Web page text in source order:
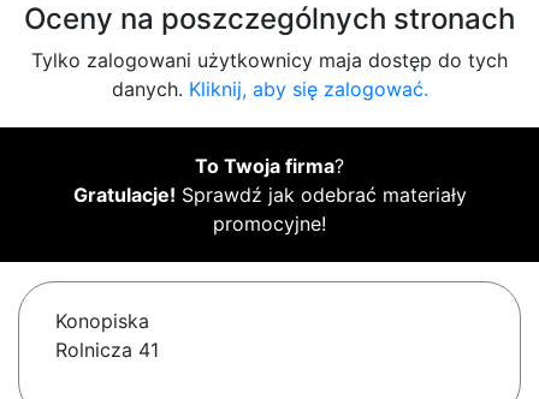
Oceny na poszczególnych stronach
Tylko zalogowani użytkownicy maja dostęp do tych
danych. Kliknij, aby się zalogować.
To Twoja firma?
Gratulacje! Sprawdź jak odebrać materiały
promocyjne!
Konopiska
Rolnicza 41